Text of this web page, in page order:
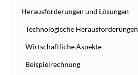
Herausforderungen und Lösungen
Technologische Herausforderungen
Wirtschaftliche Aspekte
Beispielrechnung